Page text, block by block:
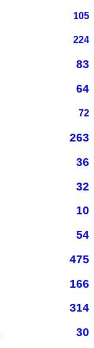
105
224
83
64
72
263
36
32
10
54
475
166
314
30